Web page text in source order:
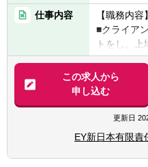
■業務設計
ル
■高いコミ
■公認会計
【歓迎経験
■FAS系コ
験
■英語力（
仕事内容
【職務内容】
■クライア
トをし、
築・運用や
提供してい
【具体的に
■IPO監査
■IPO支援業
【IPO支援
この求人から
申し込む
更新日
EY新日本有限責